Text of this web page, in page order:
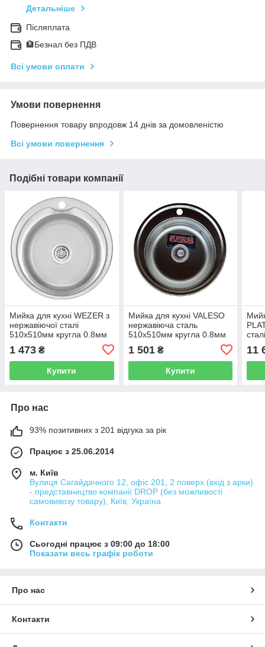
Детальніше
Післяплата
🏦Безнал без ПДВ
Всі умови оплати
Умови повернення
Повернення товару впродовж 14 днів за домовленістю
Всі умови повернення
Подібні товари компанії
Мийка для кухні WEZER з
нержавіючої сталі
510x510мм кругла 0.8мм
1 473 ₴
Купити
Мийка для кухні VALESO
нержавіюча сталь
510x510мм кругла 0.8мм
1 501₴
Купити
11
Про нас
93% позитивних з 201 відгука за рік
Працює з 25.06.2014
м. Київ
Вулиця Сагайдачного 12, офіс 201, 2 поверх (вхід з арки)
- представництво компанії DROP (без можливості
самовивозу товару), Київ, Україна
Контакти
Сьогодні працює з 09:00 до 18:00
Показати весь графік роботи
Про нас
Контакти